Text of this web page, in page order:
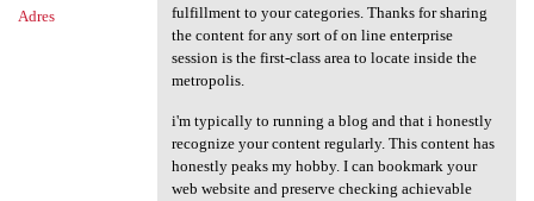
Adres
fulfillment to your categories. Thanks for sharing
the content for any sort of on line enterprise
session is the first-class area to locate inside the
metropolis.
i'm typically to running a blog and that i honestly
recognize your content regularly. This content has
honestly peaks my hobby. I can bookmark your
web website and preserve checking achievable